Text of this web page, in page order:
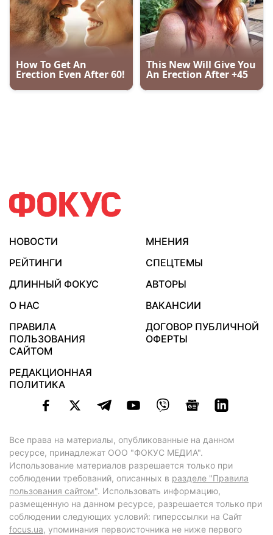
НОВОСТИ
МНЕНИЯ
РЕЙТИНГИ
СПЕЦТЕМЫ
ДЛИННЫЙ ФОКУС
АВТОРЫ
О НАС
ВАКАНСИИ
ПРАВИЛА
ПОЛЬЗОВАНИЯ
САЙТОМ
ДОГОВОР ПУБЛИЧНОЙ
ОФЕРТЫ
РЕДАКЦИОННАЯ
ПОЛИТИКА
Все права на материалы, опубликованные на данном
ресурсе, принадлежат ООО "ФОКУС МЕДИА".
Использование материалов разрешается только при
соблюдении требований, описанных в разделе "Правила
пользования сайтом". Использовать информацию,
размещенную на данном ресурсе, разрешается только при
соблюдении следующих условий: гиперссылки на Сайт
focus.ua, упоминания первоисточника не ниже первого